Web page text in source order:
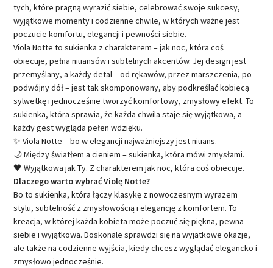
tych, które pragną wyrazić siebie, celebrować swoje sukcesy,
wyjątkowe momenty i codzienne chwile, w których ważne jest
poczucie komfortu, elegancji i pewności siebie.
Viola Notte to sukienka z charakterem – jak noc, która coś
obiecuje, pełna niuansów i subtelnych akcentów. Jej design jest
przemyślany, a każdy detal – od rękawów, przez marszczenia, po
podwójny dół – jest tak skomponowany, aby podkreślać kobiecą
sylwetkę i jednocześnie tworzyć komfortowy, zmysłowy efekt. To
sukienka, która sprawia, że każda chwila staje się wyjątkowa, a
każdy gest wygląda pełen wdzięku.
✨ Viola Notte – bo w elegancji najważniejszy jest niuans.
🌙 Między światłem a cieniem – sukienka, która mówi zmysłami.
🖤 Wyjątkowa jak Ty. Z charakterem jak noc, która coś obiecuje.
Dlaczego warto wybrać Violę Notte?
Bo to sukienka, która łączy klasykę z nowoczesnym wyrazem
stylu, subtelność z zmysłowością i elegancję z komfortem. To
kreacja, w której każda kobieta może poczuć się piękna, pewna
siebie i wyjątkowa. Doskonale sprawdzi się na wyjątkowe okazje,
ale także na codzienne wyjścia, kiedy chcesz wyglądać elegancko i
zmysłowo jednocześnie.